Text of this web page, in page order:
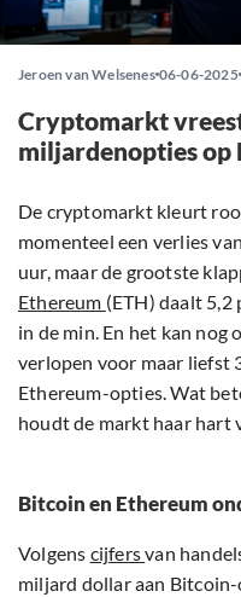
Jeroen van Welsenes 06-06-2025
Cryptomarkt
miljardenopties op
De cryptomarkt kleurt
momenteel een verlies
uur, maar de grootste
Ethereum (ETH) daalt 5,2
in de min. En het kan nog
verlopen voor maar liefst
Ethereum-opties. Wat
houdt de markt haar hart
Bitcoin en Ethereum
Volgens cijfersvan
miljard dollar aan